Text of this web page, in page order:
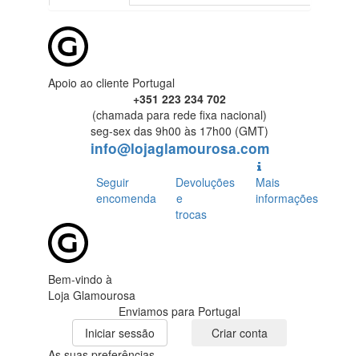
Apoio ao cliente Portugal
+351 223 234 702
(chamada para rede fixa nacional)
seg-sex das 9h00 às 17h00 (GMT)
info@lojaglamourosa.com
Seguir
encomenda
Devoluções
e
trocas
Mais
informações
Bem-vindo à
Loja Glamourosa
Enviamos para Portugal
Iniciar sessão
Criar conta